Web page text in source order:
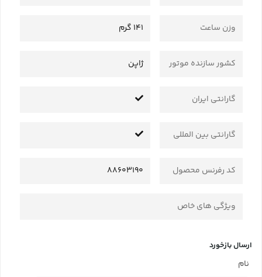
وزن ساعت 141 گرم
کشور سازنده موتور ژاپن
گارانتی ایران
گارانتی بین المللی
کد رفرنس محصول 88603190
ویژگی های خاص
ارسال بازخورد
نام